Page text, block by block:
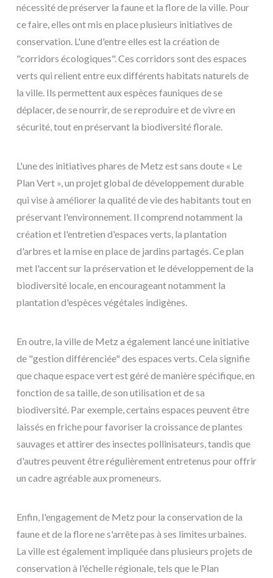
nécessité de préserver la faune et la flore de la ville. Pour
ce faire, elles ont mis en place plusieurs initiatives de
conservation. L'une d'entre elles est la création de
"corridors écologiques". Ces corridors sont des espaces
verts qui relient entre eux différents habitats naturels de
la ville. Ils permettent aux espèces fauniques de se
déplacer, de se nourrir, de se reproduire et de vivre en
sécurité, tout en préservant la biodiversité florale.
L'une des initiatives phares de Metz est sans doute « Le
Plan Vert », un projet global de développement durable
qui vise à améliorer la qualité de vie des habitants tout en
préservant l'environnement. Il comprend notamment la
création et l'entretien d'espaces verts, la plantation
d'arbres et la mise en place de jardins partagés. Ce plan
met l'accent sur la préservation et le développement de la
biodiversité locale, en encourageant notamment la
plantation d'espèces végétales indigènes.
En outre, la ville de Metz a également lancé une initiative
de "gestion différenciée" des espaces verts. Cela signifie
que chaque espace vert est géré de manière spécifique, en
fonction de sa taille, de son utilisation et de sa
biodiversité. Par exemple, certains espaces peuvent être
laissés en friche pour favoriser la croissance de plantes
sauvages et attirer des insectes pollinisateurs, tandis que
d'autres peuvent être régulièrement entretenus pour offrir
un cadre agréable aux promeneurs.
Enfin, l'engagement de Metz pour la conservation de la
faune et de la flore ne s'arrête pas à ses limites urbaines.
La ville est également impliquée dans plusieurs projets de
conservation à l'échelle régionale, tels que le Plan